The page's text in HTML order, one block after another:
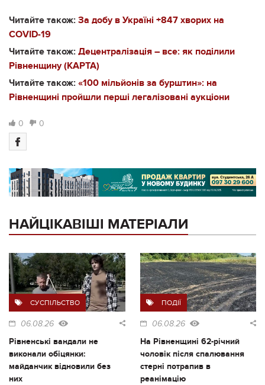
Читайте також: За добу в Україні +847 хворих на
COVID-19
Читайте також: Децентралізація – все: як поділили
Рівненщину (КАРТА)
Читайте також: «100 мільйонів за бурштин»: на
Рівненщині пройшли перші легалізовані аукціони
0 0
НАЙЦІКАВІШІ МАТЕРІАЛИ
СУСПІЛЬСТВО
06.08.26
Рівненські вандали не
виконали обіцянки:
майданчик відновили без
них
ПОДІЇ
06.08.26
На Рівненщині 62-річний
чоловік після спалювання
стерні потрапив в
реанімацію